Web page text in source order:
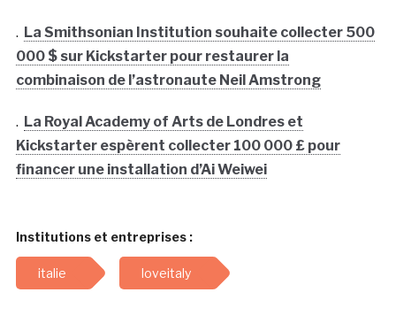
. La Smithsonian Institution souhaite collecter 500
000 $ sur Kickstarter pour restaurer la
combinaison de l’astronaute Neil Amstrong
. La Royal Academy of Arts de Londres et
Kickstarter espèrent collecter 100 000 £ pour
financer une installation d’Ai Weiwei
Institutions et entreprises :
italie loveitaly